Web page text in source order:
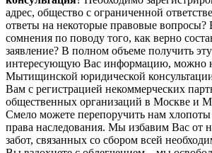
адрес, общество с ограниченной
ответы на некоторые правовые вопросы?
сомнения по поводу того, как верно
заявление? В полном объеме получить
интересующую Вас информацию, можно
Мытищинской юридической
Вам с регистрацией некоммерческих
общественных организаций в Москве и
Смело можете перепоручить нам
права наследования. Мы избавим Вас от
забот, связанных со сбором всей